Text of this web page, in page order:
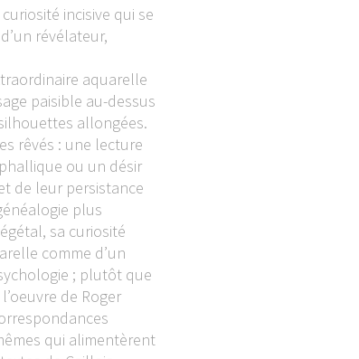
incisive qui se
révélateur,
aquarelle
paisible au-dessus
allongées.
rêvés : une lecture
ou un désir
de leur persistance
plus
sa curiosité
comme d’un
; plutôt que
de Roger
qui alimentèrent